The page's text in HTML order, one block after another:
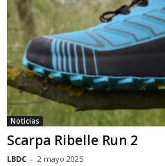
Noticias
Scarpa Ribelle Run 2
LBDC - 2 mayo 2025